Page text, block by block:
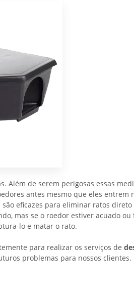
Além de serem perigosas essas
antes mesmo que eles entrem
eficazes para eliminar ratos
mas se o roedor estiver acuado
lo e matar o rato.
para realizar os serviços de
problemas para nossos clientes.